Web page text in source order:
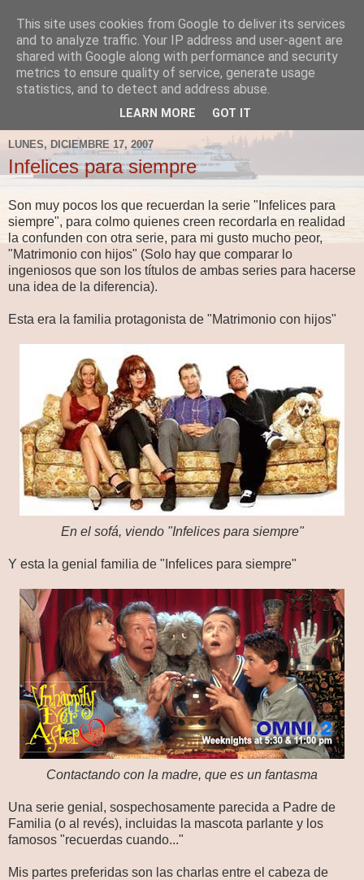
Fergus el Destructor
Blog sobre lo que le apetece escribir a Fergus, en el caso
de que le apetezca escribir.
LUNES, DICIEMBRE 17, 2007
Infelices para siempre
Son muy pocos los que recuerdan la serie "Infelices para
siempre", para colmo quienes creen recordarla en realidad
la confunden con otra serie, para mi gusto mucho peor,
"Matrimonio con hijos" (Solo hay que comparar lo
ingeniosos que son los títulos de ambas series para hacerse
una idea de la diferencia).
Esta era la familia protagonista de "Matrimonio con hijos"
En el sofá, viendo "Infelices para siempre"
Y esta la genial familia de "Infelices para siempre"
Contactando con la madre, que es un fantasma
Una serie genial, sospechosamente parecida a Padre de
Familia (o al revés), incluidas la mascota parlante y los
famosos "recuerdas cuando..."
Mis partes preferidas son las charlas entre el cabeza de
This site uses cookies from Google to deliver its services
and to analyze traffic. Your IP address and user-agent are
shared with Google along with performance and security
metrics to ensure quality of service, generate usage
statistics, and to detect and address abuse.
LEARN MORE GOT IT